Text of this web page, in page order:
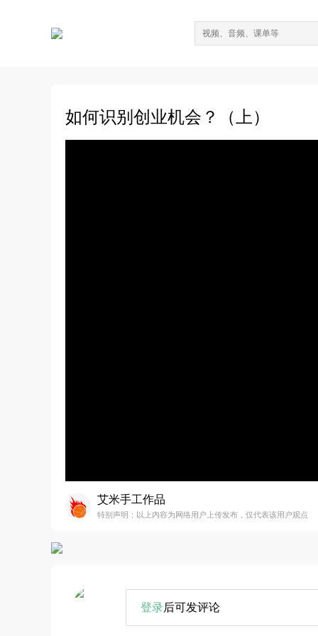
如何识别创业机会？（上）
艾米手工作品
特别声明：以上内容为网络用户上传发布，仅代表该用户观点
登录后可发评论